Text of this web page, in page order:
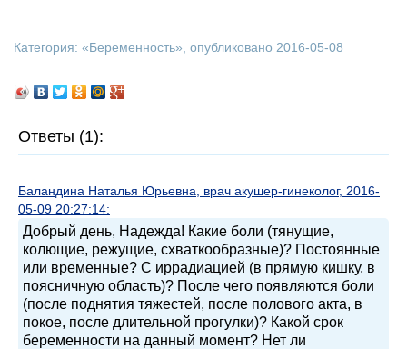
Категория: «Беременность», опубликовано 2016-05-08
Ответы (1):
Баландина Наталья Юрьевна, врач акушер-гинеколог, 2016-
05-09 20:27:14:
Добрый день, Надежда! Какие боли (тянущие,
колющие, режущие, схваткообразные)? Постоянные
или временные? С иррадиацией (в прямую кишку, в
поясничную область)? После чего появляются боли
(после поднятия тяжестей, после полового акта, в
покое, после длительной прогулки)? Какой срок
беременности на данный момент? Нет ли